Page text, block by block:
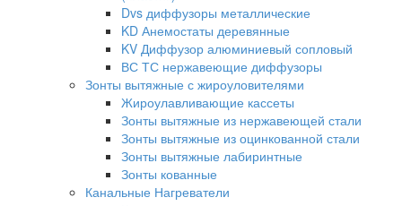
Dvs диффузоры металлические
KD Анемостаты деревянные
KV Диффузор алюминиевый сопловый
ВС ТС нержавеющие диффузоры
Зонты вытяжные с жироуловителями
Жироулавливающие кассеты
Зонты вытяжные из нержавеющей стали
Зонты вытяжные из оцинкованной стали
Зонты вытяжные лабиринтные
Зонты кованные
Канальные Нагреватели